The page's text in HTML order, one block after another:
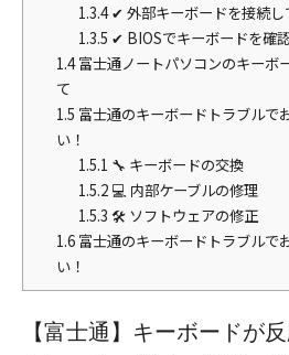
1.3.4✔ 外部キーボードを接続し
1.3.5 ✔ BIOSでキーボードを確
1.4富士通ノートパソコンのキーボ
て
1.5 富士通のキーボードトラブルで
い！
1.5.1 🔧 キーボードの交換
1.5.2💻 内部ケーブルの修理
1.5.3 🛠 ソフトウェアの修正
1.6富士通のキーボードトラブルで
い！
【富士通】キーボードが